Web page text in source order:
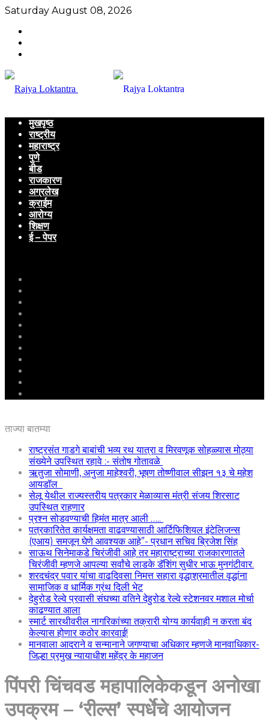
Saturday August 08, 2026
मुखपृष्ठ
राष्ट्रीय
महाराष्ट्र
पुणे
बीड
राजकारण
अग्रलेख
क्राईम
आरोग्य
शिक्षण
ई – पेपर
ताज्या बातम्या
राष्ट्रसंत गाडगे बाबांची भव्य रथ यात्रा व मिरवणूक सोहळ्यास मोठ्या
संख्येने उपस्थित रहावे :- संतोष गोतावळे
ऋतुजा सोमाणी, अनुजा माहेश्वरी, भूषण तोष्णीवाल सीझन १३ चे महेश
आयडॉल
सेलू येथील राज्यस्तरीय पत्रकार मेळाव्यास मंत्री संजय शिरसाट
उपस्थित राहणार
प्रश्न सोडवण्याची हिमंत मात्र आली …..
पत्रकारितेत कार्यक्षमता वाढवण्यासाठी आर्टिफिशियल इंटेलिजन्स
(एआय) समजून घेणे आवश्यक आहे”- प्रधान सचिव ब्रिजेश सिंह
साऊथ सिनेमाकडे चिरंजीवी आहे तर महाराष्ट्राच्या राजकारणातले
चिरंजीवी म्हणजे आपल्या सर्वांचे लाडके डॅशिंग सुधीर भाऊ मुनगंटीवार.
शरदचंद्र पवार यांचा वाढदिवसा निमत्त सहारा वृद्धाश्रमातील वृद्धांना
सामाजिक व धार्मिक ग्रंथ दिली भेट
देहुरोड रेल्वे प्रवासी संघच्या वतिने देहुरोड रेल्वे स्टेशनवर मशाल मोर्चा
काढण्यात आला
स्मार्ट सारथीवरील नागरिकांच्या तक्रारी योग्य कार्यवाही न करता बंद
केल्यास होणार कठोर कारवाई!
मानवाला आदराने व सन्मानाने जगण्याचा अधिकार म्हणजे मानवाधिकार-
जिल्हा प्रमुख न्यायाधीश महेंद्र के महाजन
पिंपरी चिंचवड महापालिकेकडून अनोखा
उपक्रम – ‘रील्स’ स्पर्धेचे आयोजन